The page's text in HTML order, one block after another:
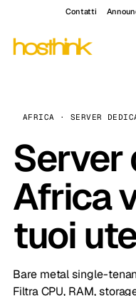
Contatti
AFRICA · SERVER
Server
Africa
tuoi
Bare metal single-
Filtra CPU, RAM,